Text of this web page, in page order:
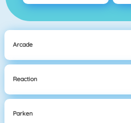
Arcade
Reaction
Parken